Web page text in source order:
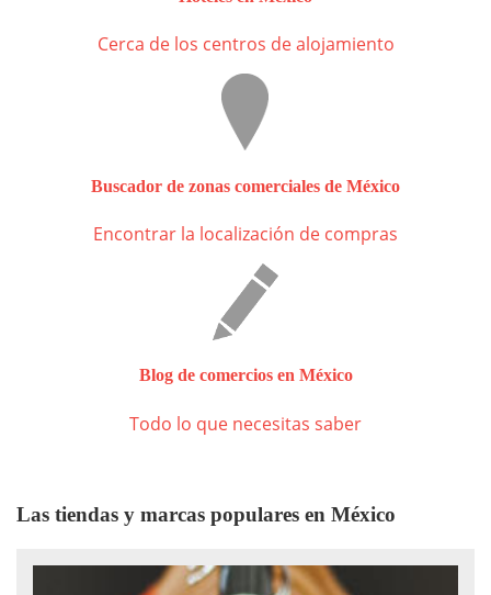
Cerca de los centros de alojamiento
Buscador de zonas comerciales de México
Encontrar la localización de compras
Blog de comercios en México
Todo lo que necesitas saber
Las tiendas y marcas populares en México